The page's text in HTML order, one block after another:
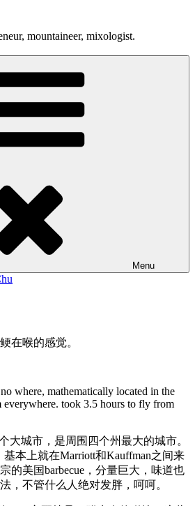
mountaineer, mixologist.
Menu
在喉的感觉。
where, mathematically located in the
everywhere. took 3.5 hours to fly from
大城市，是周围四个州最大的城市。
基本上就在Marriott和Kauffman之间来
的美国barbecue，分量巨大，味道也
，不管什么人绝对发胖，呵呵。